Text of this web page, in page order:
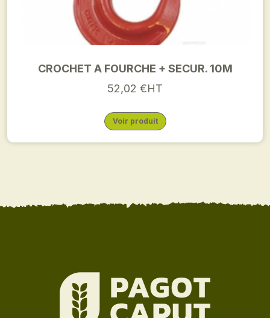
CROCHET A FOURCHE + SECUR. 10M
52,02 €HT
Voir produit